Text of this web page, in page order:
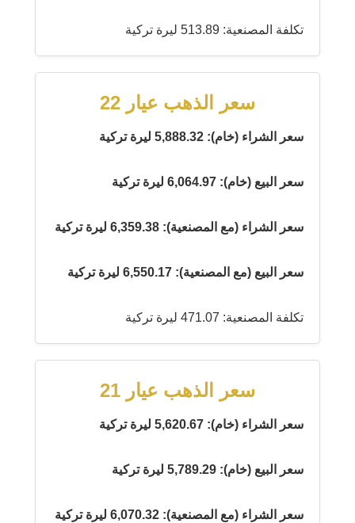
تكلفة المصنعية: 513.89 ليرة تركية
سعر الذهب عيار 22
سعر الشراء (خام): 5,888.32 ليرة تركية
سعر البيع (خام): 6,064.97 ليرة تركية
سعر الشراء (مع المصنعية): 6,359.38 ليرة تركية
سعر البيع (مع المصنعية): 6,550.17 ليرة تركية
تكلفة المصنعية: 471.07 ليرة تركية
سعر الذهب عيار 21
سعر الشراء (خام): 5,620.67 ليرة تركية
سعر البيع (خام): 5,789.29 ليرة تركية
سعر الشراء (مع المصنعية): 6,070.32 ليرة تركية